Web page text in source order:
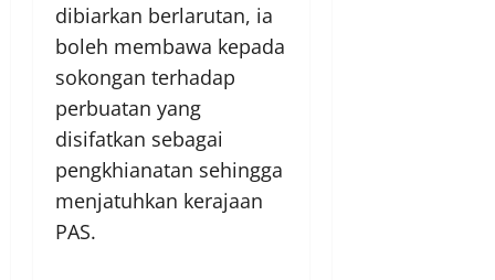
dibiarkan berlarutan, ia
boleh membawa kepada
sokongan terhadap
perbuatan yang
disifatkan sebagai
pengkhianatan sehingga
menjatuhkan kerajaan
PAS.